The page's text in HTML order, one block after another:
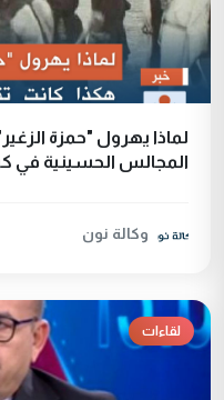
لماذا يهرول "حمزة
المجالس الحسينية في
وكالة نون
لقاءات